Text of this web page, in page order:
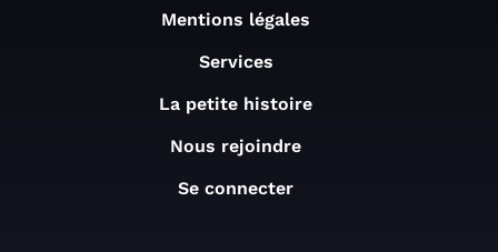
Mentions légales
Services
La petite histoire
Nous rejoindre
Se connecter